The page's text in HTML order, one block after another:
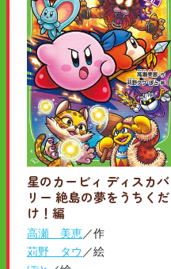
星のカービィ ディスカバ
リー 絶島の夢をうちくだ
け！編
高瀬 美恵／作
苅野 タウ ／絵